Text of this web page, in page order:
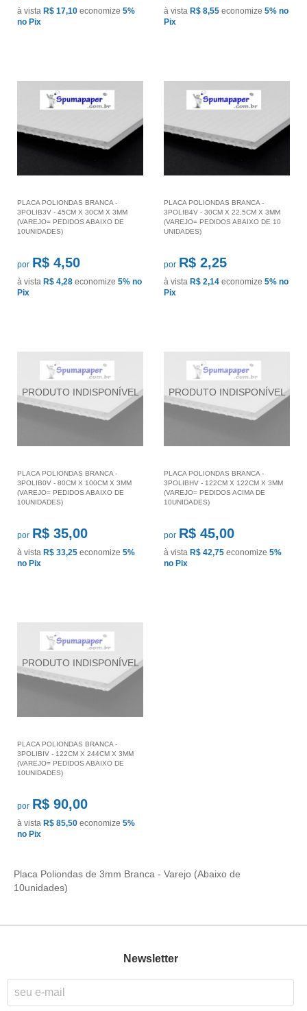
à vista R$ 17,10 economize 5%
no Pix
à vista R$ 8,55 economize 5% no
Pix
PLACA POLIONDAS BRANCA -
3POLIB3V - 45CM X 30CM X 3MM
(VAREJO= PEDIDOS ABAIXO DE
10UNIDADES)
por R$ 4,50
à vista R$ 4,28 economize 5% no
Pix
PLACA POLIONDAS BRANCA -
3POLIB4V - 30CM X 22,5CM X 3MM
(VAREJO= PEDIDOS ABAIXO DE 10
UNIDADES)
por R$ 2,25
à vista R$ 2,14 economize 5% no
Pix
PLACA POLIONDAS BRANCA -
3POLIB0V - 80CM X 100CM X 3MM
(VAREJO= PEDIDOS ABAIXO DE
10UNIDADES)
por R$ 35,00
à vista R$ 33,25 economize 5%
no Pix
PLACA POLIONDAS BRANCA -
3POLIBHV - 122CM X 122CM X 3MM
(VAREJO= PEDIDOS ACIMA DE
10UNIDADES)
por R$ 45,00
à vista R$ 42,75 economize 5%
no Pix
PLACA POLIONDAS BRANCA -
3POLIBIV - 122CM X 244CM X 3MM
(VAREJO= PEDIDOS ABAIXO DE
10UNIDADES)
por R$ 90,00
à vista R$ 85,50 economize 5%
no Pix
Placa Poliondas de 3mm Branca - Varejo (Abaixo de
10unidades)
Newsletter